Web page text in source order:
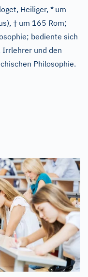
Heiliger, * um
† um 165 Rom;
bediente sich
Irrlehrer und den
Philosophie.